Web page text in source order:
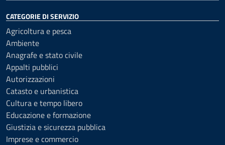
CATEGORIE DI SERVIZIO
Agricoltura e pesca
Ambiente
Anagrafe e stato civile
Appalti pubblici
Autorizzazioni
Catasto e urbanistica
Cultura e tempo libero
Educazione e formazione
Giustizia e sicurezza pubblica
Imprese e commercio